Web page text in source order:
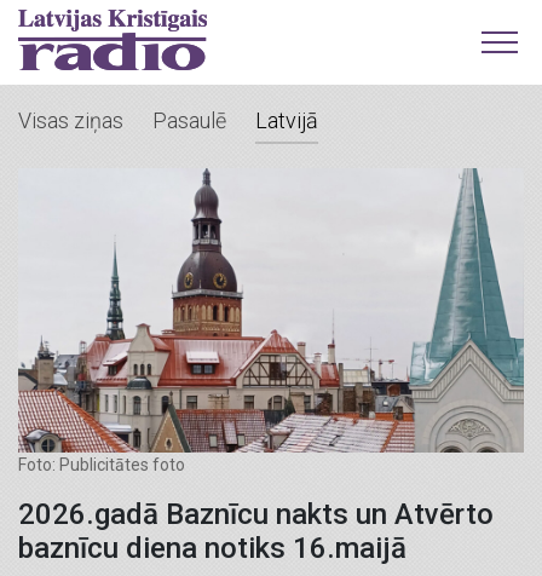
Visas ziņas Pasaulē Latvijā
Foto: Publicitātes foto
2026.gadā Baznīcu nakts un Atvērto
baznīcu diena notiks 16.maijā